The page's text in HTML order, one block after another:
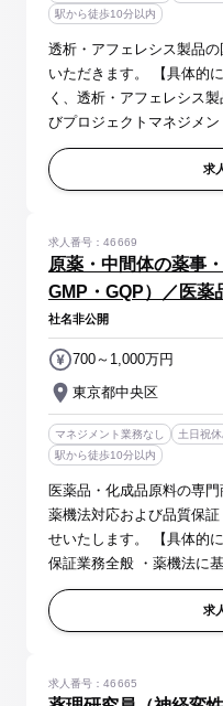
駅から徒歩10分以内
透析・アフェレシス製品
いただきます。 【具体的には】 ・国内外の市場ニーズに基づ
く、透析・アフェレシス
びプロジェクトマネジメ
場への適応拡大、販売国
略の策定 ・隣接領...
求
原薬・中間体の薬事
GMP・GQP）／医薬
求人番号：46669
社名非公開
東京都中央区
700～1,000万円
マネジメント業務なし 土日祝
駅から徒歩10分以内
医薬品・化成品原料の専
薬機法対応および品質保
せいたします。 【具体的には】 ◆原薬・中間体の薬事・品質
保証業務全般 ・薬機法に
（DMF関連資料の管理・
拠の品質保証（QA）業務
求
求人番号：46665